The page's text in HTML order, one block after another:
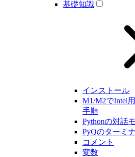
基礎知識
インストール
M1/M2でIntel
手順
Pythonの対話
PyQのターミ
コメント
変数